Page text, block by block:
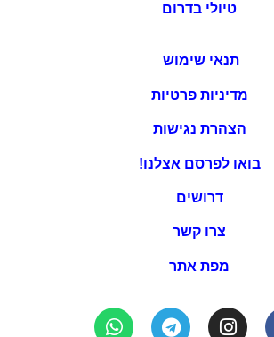
טיולי בדרום
תנאי שימוש
מדיניות פרטיות
הצהרת נגישות
בואו לפרסם אצלנו!
דרושים
צרו קשר
מפת אתר